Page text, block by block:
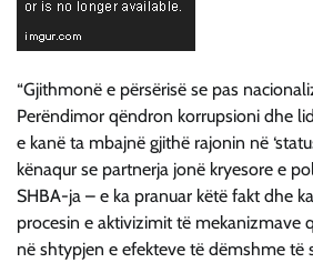
“Gjithmonë e përsërisë se pas
Perëndimor qëndron korrupsioni dhe
e kanë ta mbajnë gjithë rajonin në
kënaqur se partnerja jonë kryesore e
SHBA-ja – e ka pranuar këtë fakt dhe
procesin e aktivizimit të mekanizmave
në shtypjen e efekteve të dëmshme të